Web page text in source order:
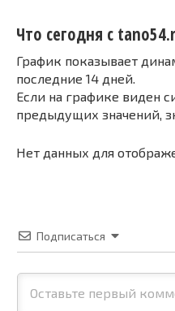
Что сегодня с
График показывает
последние 14 дней.
Если на графике виден
предыдущих значений,
Нет данных для
Подписаться